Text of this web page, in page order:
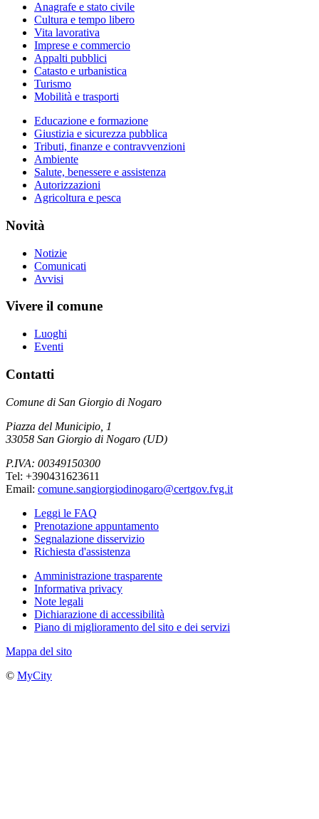
Anagrafe e stato civile
Cultura e tempo libero
Vita lavorativa
Imprese e commercio
Appalti pubblici
Catasto e urbanistica
Turismo
Mobilità e trasporti
Educazione e formazione
Giustizia e sicurezza pubblica
Tributi, finanze e contravvenzioni
Ambiente
Salute, benessere e assistenza
Autorizzazioni
Agricoltura e pesca
Novità
Notizie
Comunicati
Avvisi
Vivere il comune
Luoghi
Eventi
Contatti
Comune di San Giorgio di Nogaro
Piazza del Municipio, 1
33058 San Giorgio di Nogaro (UD)
P.IVA: 00349150300
Tel: +390431623611
Email: comune.sangiorgiodinogaro@certgov.fvg.it
Leggi le FAQ
Prenotazione appuntamento
Segnalazione disservizio
Richiesta d'assistenza
Amministrazione trasparente
Informativa privacy
Note legali
Dichiarazione di accessibilità
Piano di miglioramento del sito e dei servizi
Mappa del sito
© MyCity